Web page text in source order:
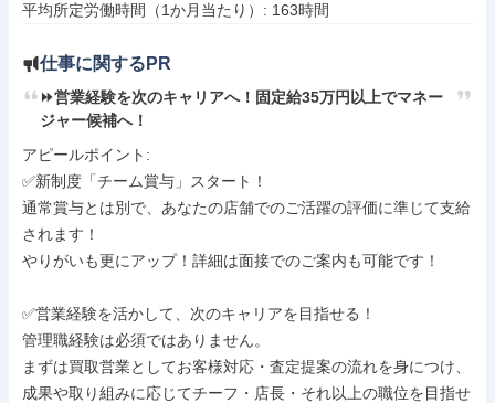
平均所定労働時間（1か月当たり）: 163時間
仕事に関するPR
⏩️営業経験を次のキャリアへ！固定給35万円以上でマネー
ジャー候補へ！
アピールポイント:
✅新制度「チーム賞与」スタート！
通常賞与とは別で、あなたの店舗でのご活躍の評価に準じて支給
されます！
やりがいも更にアップ！詳細は面接でのご案内も可能です！
✅営業経験を活かして、次のキャリアを目指せる！
管理職経験は必須ではありません。
まずは買取営業としてお客様対応・査定提案の流れを身につけ、
成果や取り組みに応じてチーフ・店長・それ以上の職位を目指せ